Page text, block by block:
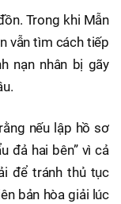
Trong khi Mẫn
vẫn tìm cách tiếp
nạn nhân bị gãy
nếu lập hồ sơ
đả hai bên” vì cả
để tránh thủ tục
bản hòa giải lúc